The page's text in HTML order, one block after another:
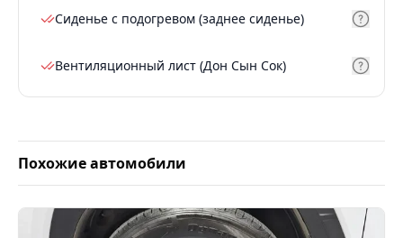
Сиденье с подогревом (заднее сиденье)
Вентиляционный лист (Дон Сын Сок)
Похожие автомобили